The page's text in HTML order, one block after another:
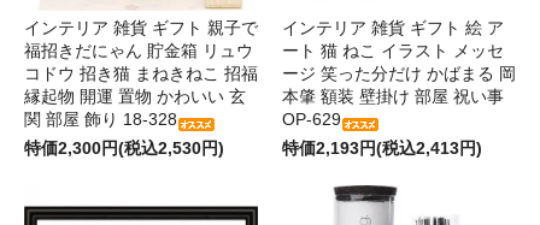
インテリア 雑貨 ギフト 親子で
福招きだにゃん 貯金箱 リュウ
コドウ 招き猫 まねきねこ 招福
縁起物 開運 置物 かわいい 玄
関 部屋 飾り 18-328
特価2,300円(税込2,530円)
インテリア 雑貨 ギフト 絵 ア
ート 猫 ねこ イラスト メッセ
ージ 笑った分だけ かばまる 岡
本肇 額装 壁掛け 部屋 祝い事
OP-629
特価2,193円(税込2,413円)